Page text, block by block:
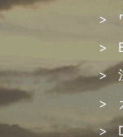
2022年10月 (1)
2022年09月
2022年08月 (2)